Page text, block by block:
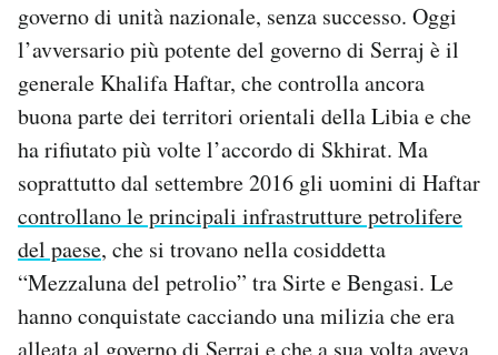
governo di unità nazionale, senza successo. Oggi
l’avversario più potente del governo di Serraj è il
generale Khalifa Haftar, che controlla ancora
buona parte dei territori orientali della Libia e che
ha rifiutato più volte l’accordo di Skhirat. Ma
soprattutto dal settembre 2016 gli uomini di Haftar
controllano le principali infrastrutture petrolifere
del paese, che si trovano nella cosiddetta
“Mezzaluna del petrolio” tra Sirte e Bengasi. Le
hanno conquistate cacciando una milizia che era